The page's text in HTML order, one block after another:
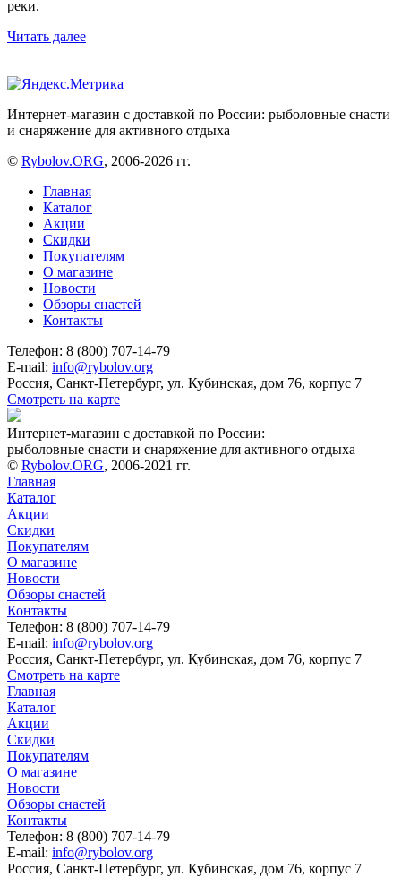
реки.
Читать далее
Интернет-магазин с доставкой по России: рыболовные снасти
и снаряжение для активного отдыха
© Rybolov.ORG, 2006-2026 гг.
Главная
Каталог
Акции
Скидки
Покупателям
О магазине
Новости
Обзоры снастей
Контакты
Телефон: 8 (800) 707-14-79
E-mail: info@rybolov.org
Россия, Санкт-Петербург, ул. Кубинская, дом 76, корпус 7
Смотреть на карте
Интернет-магазин с доставкой по России:
рыболовные снасти и снаряжение для активного отдыха
© Rybolov.ORG, 2006-2021 гг.
Главная
Каталог
Акции
Скидки
Покупателям
О магазине
Новости
Обзоры снастей
Контакты
Телефон: 8 (800) 707-14-79
E-mail: info@rybolov.org
Россия, Санкт-Петербург, ул. Кубинская, дом 76, корпус 7
Смотреть на карте
Главная
Каталог
Акции
Скидки
Покупателям
О магазине
Новости
Обзоры снастей
Контакты
Телефон: 8 (800) 707-14-79
E-mail: info@rybolov.org
Россия, Санкт-Петербург, ул. Кубинская, дом 76, корпус 7